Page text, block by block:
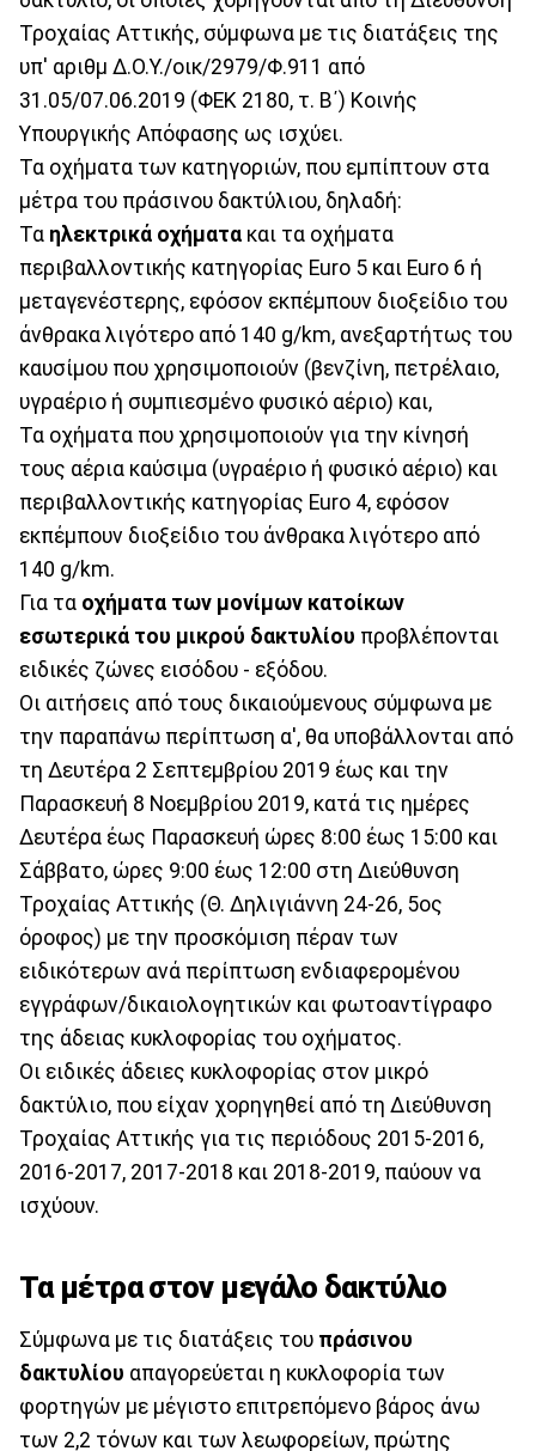
Τροχαίας Αττικής, σύμφωνα με τις διατάξεις της
υπ' αριθμ Δ.Ο.Υ./οικ/2979/Φ.911 από
31.05/07.06.2019 (ΦΕΚ 2180, τ. Β΄) Κοινής
Υπουργικής Απόφασης ως ισχύει.
Τα οχήματα των κατηγοριών, που εμπίπτουν στα
μέτρα του πράσινου δακτύλιου, δηλαδή:
Τα ηλεκτρικά οχήματα και τα οχήματα
περιβαλλοντικής κατηγορίας Euro 5 και Euro 6 ή
μεταγενέστερης, εφόσον εκπέμπουν διοξείδιο του
άνθρακα λιγότερο από 140 g/km, ανεξαρτήτως του
καυσίμου που χρησιμοποιούν (βενζίνη, πετρέλαιο,
υγραέριο ή συμπιεσμένο φυσικό αέριο) και,
Τα οχήματα που χρησιμοποιούν για την κίνησή
τους αέρια καύσιμα (υγραέριο ή φυσικό αέριο) και
περιβαλλοντικής κατηγορίας Euro 4, εφόσον
εκπέμπουν διοξείδιο του άνθρακα λιγότερο από
140 g/km.
Για τα οχήματα των μονίμων κατοίκων
εσωτερικά του μικρού δακτυλίου προβλέπονται
ειδικές ζώνες εισόδου - εξόδου.
Οι αιτήσεις από τους δικαιούμενους σύμφωνα με
την παραπάνω περίπτωση α', θα υποβάλλονται από
τη Δευτέρα 2 Σεπτεμβρίου 2019 έως και την
Παρασκευή 8 Νοεμβρίου 2019, κατά τις ημέρες
Δευτέρα έως Παρασκευή ώρες 8:00 έως 15:00 και
Σάββατο, ώρες 9:00 έως 12:00 στη Διεύθυνση
Τροχαίας Αττικής (Θ. Δηλιγιάννη 24-26, 5ος
όροφος) με την προσκόμιση πέραν των
ειδικότερων ανά περίπτωση ενδιαφερομένου
εγγράφων/δικαιολογητικών και φωτοαντίγραφο
της άδειας κυκλοφορίας του οχήματος.
Οι ειδικές άδειες κυκλοφορίας στον μικρό
δακτύλιο, που είχαν χορηγηθεί από τη Διεύθυνση
Τροχαίας Αττικής για τις περιόδους 2015-2016,
2016-2017, 2017-2018 και 2018-2019, παύουν να
ισχύουν.
Τα μέτρα στον μεγάλο δακτύλιο
Σύμφωνα με τις διατάξεις του πράσινου
δακτυλίου απαγορεύεται η κυκλοφορία των
φορτηγών με μέγιστο επιτρεπόμενο βάρος άνω
των 2,2 τόνων και των λεωφορείων, πρώτης